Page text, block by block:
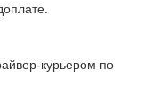
курьером по